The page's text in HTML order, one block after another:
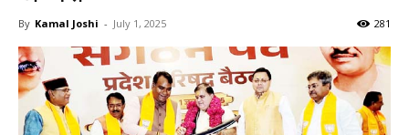
By Kamal Joshi - July 1, 2025 281